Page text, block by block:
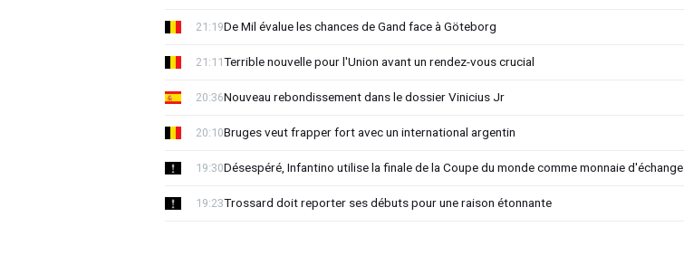
De Mil évalue les chances de Gand face à Göteborg
21:19
Terrible nouvelle pour l'Union avant un rendez-vous crucial
21:11
Nouveau rebondissement dans le dossier Vinicius Jr
20:36
Bruges veut frapper fort avec un international argentin
20:10
Désespéré, Infantino utilise la finale de la Coupe du monde comme monnaie d'échange
19:30
Trossard doit reporter ses débuts pour une raison étonnante
19:23